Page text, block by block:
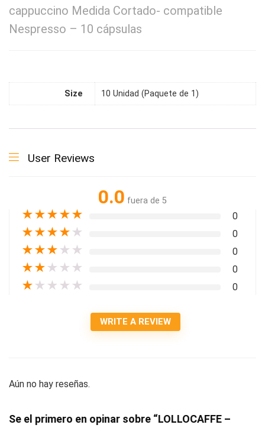
cappuccino Medida Cortado- compatible
Nespresso – 10 cápsulas
Size 10 Unidad (Paquete de 1)
User Reviews
0.0 fuera de 5
★★★★★ 0
★★★★ ★ 0
★★★ ★ ★ 0
★★ ★ ★ ★ 0
★ ★ ★ ★ ★ 0
WRITE A REVIEW
Aún no hay reseñas.
Se el primero en opinar sobre “LOLLOCAFFE –